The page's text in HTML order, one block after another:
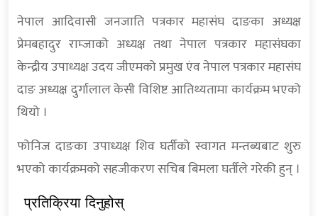
नेपाल आदिवासी जनजाति पत्रकार महासंघ दाङका अध्यक्ष
प्रेमबहादुर राम्जाको अध्यक्ष तथा नेपाल पत्रकार महासंघका
केन्द्रीय उपाध्यक्ष उदय जीएमको प्रमुख एंव नेपाल पत्रकार महासंघ
दाङ अध्यक्ष दुर्गालाल केसी विशिष्ट आतिथ्यतामा कार्यक्रम भएको
थियो ।
फोनिज दाङका उपाध्यक्ष शिव घर्तीको स्वागत मन्तब्यबाट शुरु
भएको कार्यक्रमको सहजीकरण सचिब बिमला घर्तीले गरेकी हुन् ।
प्रतिक्रिया दिनुहोस्